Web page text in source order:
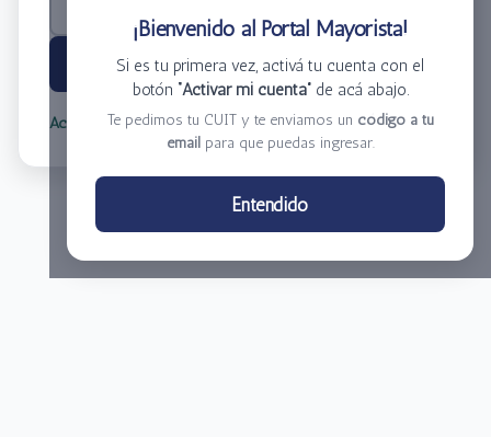
¡Bienvenido al Portal Mayorista!
Si es tu primera vez, activá tu cuenta con el
botón “Activar mi cuenta”de acá abajo.
Te pedimos tu CUIT y te enviamos un código a tu
email para que puedas ingresar.
Entendido
Ingresar
Activar mi cuenta Olvidé mi clave
Centro de Distribución El Bacha S.A.